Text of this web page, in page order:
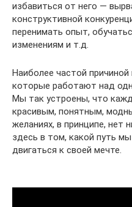
избавиться от него —
конструктивной
перенимать опыт,
изменениям и т.д.
Наиболее частой причиной
которые работают над
Мы так устроены, что
красивым, понятным,
желаниях, в принципе, нет
здесь в том, какой путь
двигаться к своей мечте.